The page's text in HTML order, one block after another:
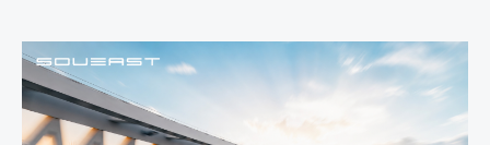
La
matriz
de
productos